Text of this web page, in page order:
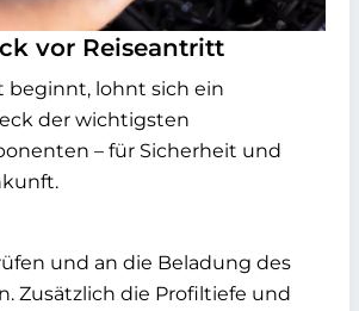
vor Reiseantritt
beginnt, lohnt sich ein
der wichtigsten
– für Sicherheit und
und an die Beladung des
Zusätzlich die Profiltiefe und